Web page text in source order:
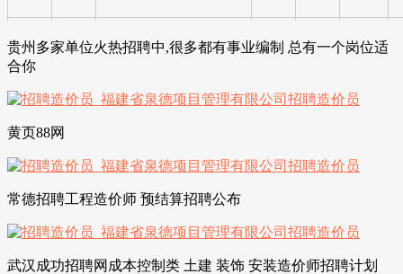
贵州多家单位火热招聘中,很多都有事业编制 总有一个岗位适
合你
黄页88网
常德招聘工程造价师 预结算招聘公布
武汉成功招聘网成本控制类 土建 装饰 安装造价师招聘计划